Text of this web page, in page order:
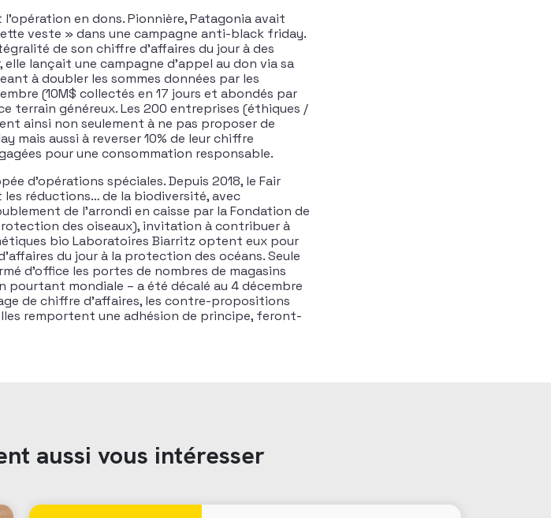
en dons. Pionnière, Patagonia avait
veste » dans une campagne anti-black friday.
de son chiffre d’affaires du jour à des
lançait une campagne d’appel au don via sa
à doubler les sommes données par les
(10M$ collectés en 17 jours et abondés par
terrain généreux. Les 200 entreprises (éthiques /
ainsi non seulement à ne pas proposer de
mais aussi à reverser 10% de leur chiffre
pour une consommation responsable.
d’opérations spéciales. Depuis 2018, le Fair
les réductions… de la biodiversité, avec
de l’arrondi en caisse par la Fondation de
des oiseaux), invitation à contribuer à
bio Laboratoires Biarritz optent eux pour
du jour à la protection des océans. Seule
d’office les portes de nombres de magasins
pourtant mondiale – a été décalé au 4 décembre
de chiffre d’affaires, les contre-propositions
remportent une adhésion de principe, feront-
aussi vous intéresser